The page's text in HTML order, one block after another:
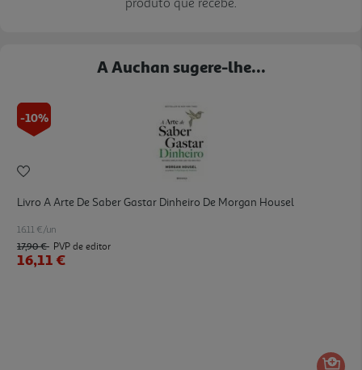
A Auchan sugere-lhe...
-10%
Livro A Arte De Saber Gastar Dinheiro De Morgan Housel
16.11 €/un
17,90 € PVP de editor
16,11 €